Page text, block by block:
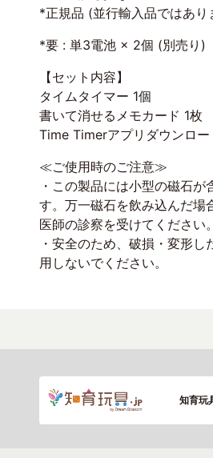
*正規品 (並行輸入品ではあり
*要 : 単3電池 × 2個 (別売り)
【セット内容】
タイムタイマー 1個
書いて消せるメモカード 1枚
Time Timerアプリダウンロー
≪ご使用時のご注意≫
・この製品には小型の磁石が
す。万一磁石を飲み込んだ場
医師の診察を受けてください。
・安全のため、破損・変形し
用しないでください。
知育玩